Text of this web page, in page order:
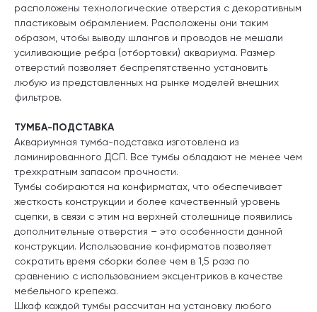
расположены технологические отверстия с декоративным
пластиковым обрамлением. Расположены они таким
образом, чтобы выводу шлангов и проводов не мешали
усиливающие ребра (отбортовки) аквариума. Размер
отверстий позволяет беспрепятственно установить
любую из представленных на рынке моделей внешних
фильтров.
ТУМБА-ПОДСТАВКА
Аквариумная тумба-подставка изготовлена из
ламинированного ДСП. Все тумбы обладают не менее чем
трехкратным запасом прочности.
Тумбы собираются на конфирматах, что обеспечивает
жесткость конструкции и более качественный уровень
сцепки, в связи с этим на верхней столешнице появились
дополнительные отверстия – это особенности данной
конструкции. Использование конфирматов позволяет
сократить время сборки более чем в 1,5 раза по
сравнению с использованием эксцентриков в качестве
мебельного крепежа.
Шкаф каждой тумбы рассчитан на установку любого